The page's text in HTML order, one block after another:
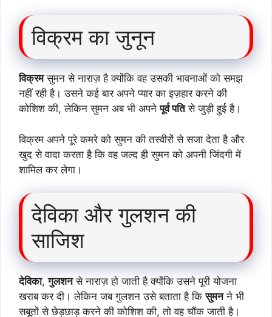
विक्रम का जुनून
विक्रमसुमन से नाराज़ है क्योंकि वह उसकी भावनाओं को समझ
नहीं रही है। उसने कई बार अपने प्यार का इज़हार करने की
कोशिश की, लेकिन सुमन अब भी अपनेपूर्व पतिसे जुड़ी हुई है।
विक्रम अपने पूरे कमरे को सुमन की तस्वीरों से सजा देता है और
खुद से वादा करता है कि वह जल्द ही सुमन को अपनी जिंदगी में
शामिल कर लेगा।
देविका और गुलशन की
साजिश
देविका,गुलशनसे नाराज़ हो जाती है क्योंकि उसने पूरी योजना
खराब कर दी। लेकिन जब गुलशन उसे बताता है किसुमनने भी
सबूतों से छेड़छाड़ करने की कोशिश की, तो वह चौंक जाती है।